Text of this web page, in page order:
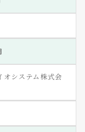
オシステム株式会